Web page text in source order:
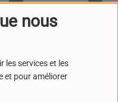
nous
les services et les
et pour améliorer